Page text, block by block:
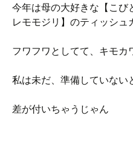
今年は母の大好きな【こび
レモモジリ】のティッシュ
フワフワとしてて、キモカ
私は未だ、準備していない
差が付いちゃうじゃん